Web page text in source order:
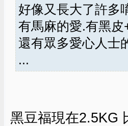
好像又長大了許多
有馬麻的愛.有黑
還有眾多愛心人士
...
黑豆福現在2.5KG